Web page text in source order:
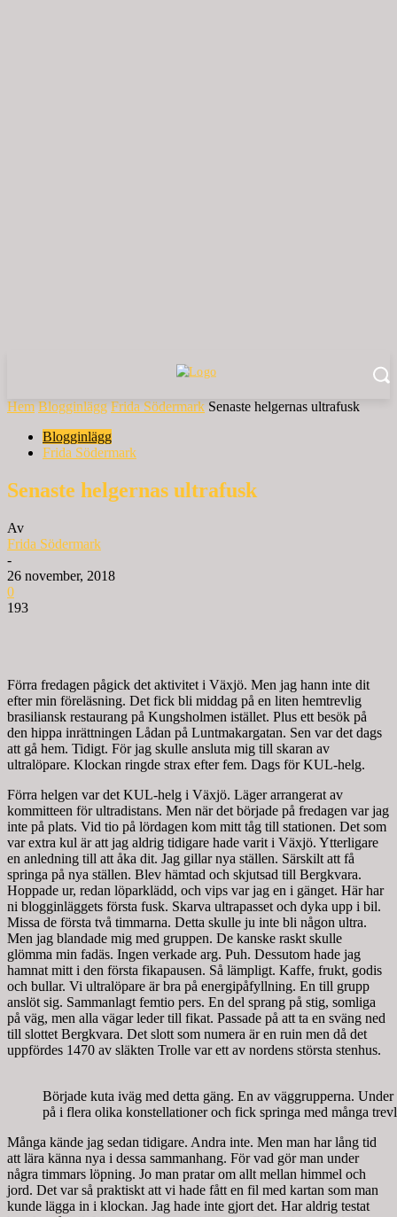
Hem Blogginlägg Frida Södermark Senaste helgernas ultrafusk
Blogginlägg
Frida Södermark
Senaste helgernas ultrafusk
Av
Frida Södermark
-
26 november, 2018
0
193
Förra fredagen pågick det aktivitet i Växjö. Men jag hann inte dit
efter min föreläsning. Det fick bli middag på en liten hemtrevlig
brasiliansk restaurang på Kungsholmen istället. Plus ett besök på
den hippa inrättningen Lådan på Luntmakargatan. Sen var det dags
att gå hem. Tidigt. För jag skulle ansluta mig till skaran av
ultralöpare. Klockan ringde strax efter fem. Dags för KUL-helg.
Förra helgen var det KUL-helg i Växjö. Läger arrangerat av
kommitteen för ultradistans. Men när det började på fredagen var jag
inte på plats. Vid tio på lördagen kom mitt tåg till stationen. Det som
var extra kul är att jag aldrig tidigare hade varit i Växjö. Ytterligare
en anledning till att åka dit. Jag gillar nya ställen. Särskilt att få
springa på nya ställen. Blev hämtad och skjutsad till Bergkvara.
Hoppade ur, redan löparklädd, och vips var jag en i gänget. Här har
ni blogginläggets första fusk. Skarva ultrapasset och dyka upp i bil.
Missa de första två timmarna. Detta skulle ju inte bli någon ultra.
Men jag blandade mig med gruppen. De kanske raskt skulle
glömma min fadäs. Ingen verkade arg. Puh. Dessutom hade jag
hamnat mitt i den första fikapausen. Så lämpligt. Kaffe, frukt, godis
och bullar. Vi ultralöpare är bra på energipåfyllning. En till grupp
anslöt sig. Sammanlagt femtio pers. En del sprang på stig, somliga
på väg, men alla vägar leder till fikat. Passade på att ta en sväng ned
till slottet Bergkvara. Det slott som numera är en ruin men då det
uppfördes 1470 av släkten Trolle var ett av nordens största stenhus.
Började kuta iväg med detta gäng. En av väggrupperna. Under
på i flera olika konstellationer och fick springa med många
Många kände jag sedan tidigare. Andra inte. Men man har lång tid
att lära känna nya i dessa sammanhang. För vad gör man under
några timmars löpning. Jo man pratar om allt mellan himmel och
jord. Det var så praktiskt att vi hade fått en fil med kartan som man
kunde lägga in i klockan. Jag hade inte gjort det. Har aldrig testat